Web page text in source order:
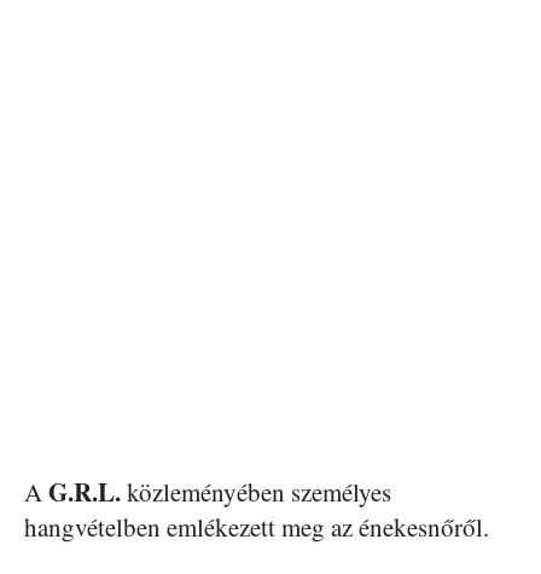
AG.R.L.közleményében személyes
hangvételben emlékezett meg az énekesnőről.